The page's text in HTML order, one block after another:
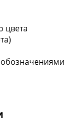
цвета